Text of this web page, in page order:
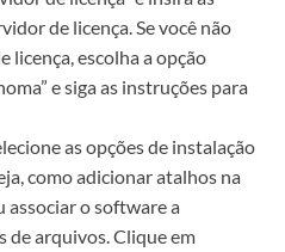
de licença. Se você não
licença, escolha a opção
e siga as instruções para
as opções de instalação
como adicionar atalhos na
associar o software a
de arquivos. Clique em